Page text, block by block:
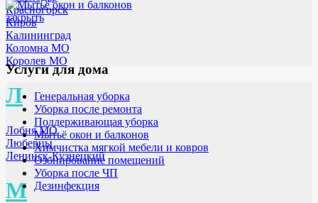
Красногорск
Киров
Калининград
Коломна МО
Королев МО
Л
Лобня МО
Люберцы
Ленинск-Кузнецкий
М
закрыть
Услуги для дома
Генеральная уборка
Уборка после ремонта
Поддерживающая уборка
Мытьё окон и балконов
Химчистка мягкой мебели и ковров
Озонирование помещений
Уборка после ЧП
Дезинфекция